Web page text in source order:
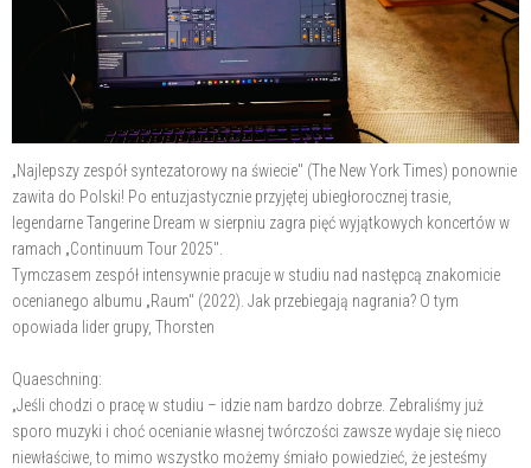
„Najlepszy zespół syntezatorowy na świecie" (The New York Times) ponownie
zawita do Polski! Po entuzjastycznie przyjętej ubiegłorocznej trasie,
legendarne Tangerine Dream w sierpniu zagra pięć wyjątkowych koncertów w
ramach „Continuum Tour 2025".
Tymczasem zespół intensywnie pracuje w studiu nad następcą znakomicie
ocenianego albumu „Raum" (2022). Jak przebiegają nagrania? O tym
opowiada lider grupy, Thorsten
Quaeschning:
„Jeśli chodzi o pracę w studiu – idzie nam bardzo dobrze. Zebraliśmy już
sporo muzyki i choć ocenianie własnej twórczości zawsze wydaje się nieco
niewłaściwe, to mimo wszystko możemy śmiało powiedzieć, że jesteśmy